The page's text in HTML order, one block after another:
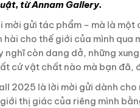
từ Annam Gallery.
gửi tác phẩm – mà là
hài cho thế giới của mình
nghĩ còn dang dở, những
cứ vật chất nào mà bạn đã,
2025 là lời mời gửi dành
thị giác của riêng mình